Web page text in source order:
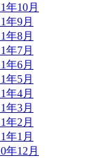
年10月
年9月
年8月
年7月
年6月
年5月
年4月
年3月
年2月
年1月
年12月